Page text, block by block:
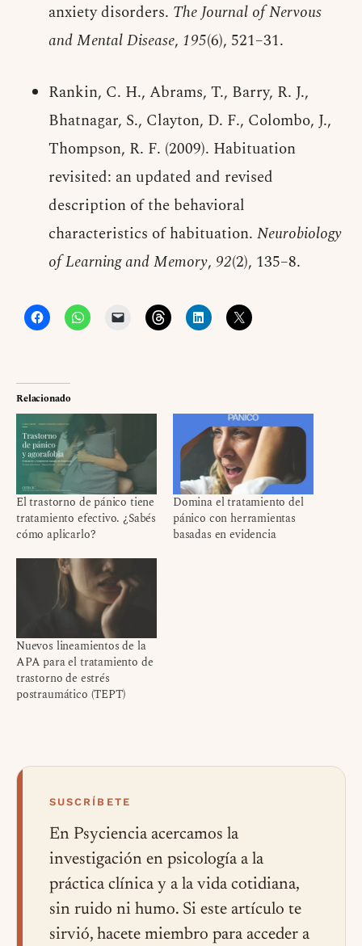
anxiety disorders. The Journal of Nervous
and Mental Disease, 195(6), 521–31.
Rankin, C. H., Abrams, T., Barry, R. J.,
Bhatnagar, S., Clayton, D. F., Colombo, J.,
Thompson, R. F. (2009). Habituation
revisited: an updated and revised
description of the behavioral
characteristics of habituation. Neurobiology
of Learning and Memory, 92(2), 135–8.
Relacionado
El trastorno de pánico tiene
tratamiento efectivo. ¿Sabés
cómo aplicarlo?
Domina el tratamiento del
pánico con herramientas
basadas en evidencia
Nuevos lineamientos de la
APA para el tratamiento de
trastorno de estrés
postraumático (TEPT)
SUSCRÍBETE
En Psyciencia acercamos la
investigación en psicología a la
práctica clínica y a la vida cotidiana,
sin ruido ni humo. Si este artículo te
sirvió, hacete miembro para acceder a